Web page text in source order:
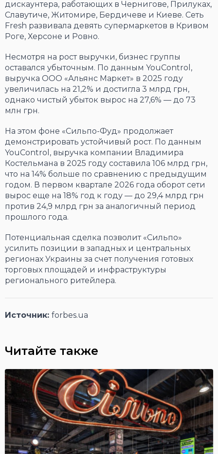
дискаунтера, работающих в Чернигове, Прилуках,
Славутиче, Житомире, Бердичеве и Киеве. Сеть
Fresh развивала девять супермаркетов в Кривом
Роге, Херсоне и Ровно.
Несмотря на рост выручки, бизнес группы
оставался убыточным. По данным YouControl,
выручка ООО «Альянс Маркет» в 2025 году
увеличилась на 21,2% и достигла 3 млрд грн,
однако чистый убыток вырос на 27,6% — до 73
млн грн.
На этом фоне «Сильпо-Фуд» продолжает
демонстрировать устойчивый рост. По данным
YouControl, выручка компании Владимира
Костельмана в 2025 году составила 106 млрд грн,
что на 14% больше по сравнению с предыдущим
годом. В первом квартале 2026 года оборот сети
вырос еще на 18% год к году — до 29,4 млрд грн
против 24,9 млрд грн за аналогичный период
прошлого года.
Потенциальная сделка позволит «Сильпо»
усилить позиции в западных и центральных
регионах Украины за счет получения готовых
торговых площадей и инфраструктуры
регионального ритейлера.
Источник: forbes.ua
Читайте также